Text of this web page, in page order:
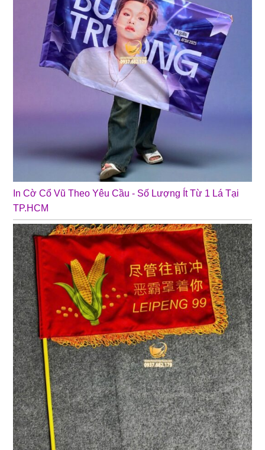
In Cờ Cổ Vũ Theo Yêu Cầu - Số Lượng Ít Từ 1 Lá Tại
TP.HCM
❄
❄